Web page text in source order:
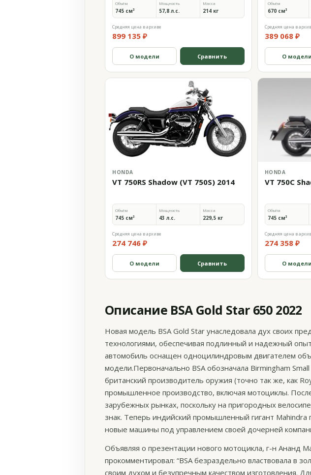
Объём
745 см³
Мощность
57,8 л.с.
Масса
214 кг
Средняя цена в архиве
899 135 ₽
О модели Сравнить
Объём
670 см³
Средняя цена в
389 068 ₽
О модели
HONDA
VT 750RS Shadow (VT 750S) 2014
Объём
745 см³
Мощность
43 л.с.
Масса
229,5 кг
Средняя цена в архиве
274 746 ₽
О модели Сравнить
HONDA
VT 750C
Объём
745 см³
Средняя цена в
274 358 ₽
О модели
Описание BSA Gold Star 650 2022
Новая модель BSA Gold Star унаследовала дух своих
технологиями, обеспечивая подлинный и надежный
автомобиль оснащен одноцилиндровым двигателем
модели.Первоначально BSA обозначала Birmingham
британский производитель оружия (точно так же, как
промышленное производство, включая мотоциклы.
зарубежных рынках, поскольку на пригородных
знак. Теперь индийский промышленный гигант Mahindra
новые машины под управлением своей дочерней
Объявляя о презентации нового мотоцикла, г-н Ананд
прокомментировал: “BSA безраздельно властвовала в
своим духом и безупречным качеством изготовления.